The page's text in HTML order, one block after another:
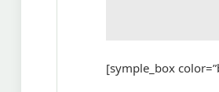
[symple_box